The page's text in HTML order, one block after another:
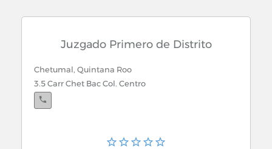
Juzgado Primero de Distrito
Chetumal, Quintana Roo
3.5 Carr Chet Bac Col. Centro